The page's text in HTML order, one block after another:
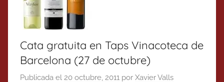
Cata gratuita en Taps Vinacoteca de
Barcelona (27 de octubre)
Publicada el 20 octubre, 2011 por Xavier Valls